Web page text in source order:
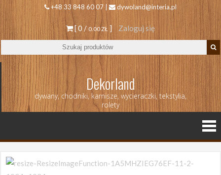
+48 33 848 60 07 | dywoland@interia.pl
[ 0 /0.00 ZŁ ] Zaloguj się
Dekorland
dywany, chodniki, karnisze, wycieraczki, tekstylia,
rolety